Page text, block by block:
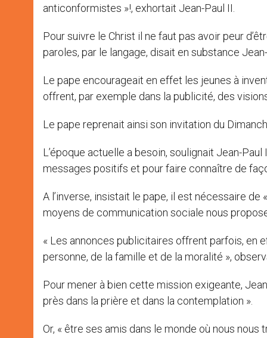
anticonformistes »!, exhortait Jean-Paul II.
Pour suivre le Christ il ne faut pas avoir peur
paroles, par le langage, disait en substance Jean-
Le pape encourageait en effet les jeunes à
offrent, par exemple dans la publicité, des
Le pape reprenait ainsi son invitation du
L’époque actuelle a besoin, soulignait Jean-
messages positifs et pour faire connaître de
A l’inverse, insistait le pape, il est nécessaire
moyens de communication sociale nous
« Les annonces publicitaires offrent parfois, en
personne, de la famille et de la moralité »,
Pour mener à bien cette mission exigeante,
près dans la prière et dans la contemplation ».
Or, « être ses amis dans le monde où nous nous